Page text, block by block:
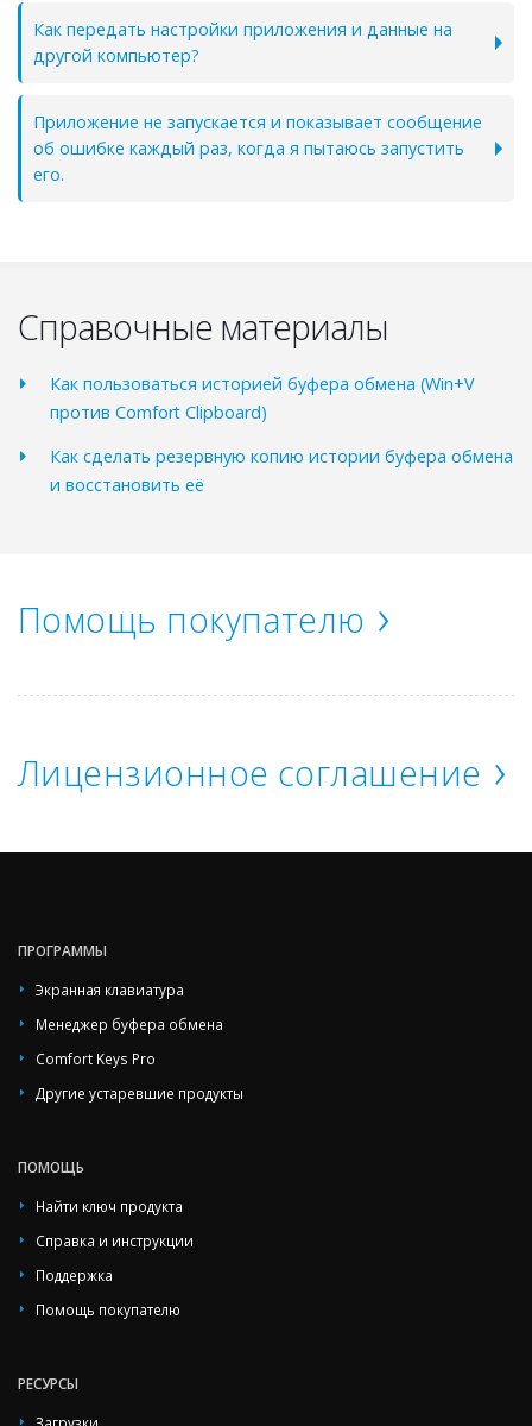
Как передать настройки приложения и данные на
другой компьютер?
Приложение не запускается и показывает сообщение
об ошибке каждый раз, когда я пытаюсь запустить
его.
Справочные материалы
Как пользоваться историей буфера обмена (Win+V
против Comfort Clipboard)
Как сделать резервную копию истории буфера обмена
и восстановить её
Помощь покупателю
Лицензионное соглашение
ПРОГРАММЫ
Экранная клавиатура
Менеджер буфера обмена
Comfort Keys Pro
Другие устаревшие продукты
ПОМОЩЬ
Найти ключ продукта
Справка и инструкции
Поддержка
Помощь покупателю
РЕСУРСЫ
Загрузки